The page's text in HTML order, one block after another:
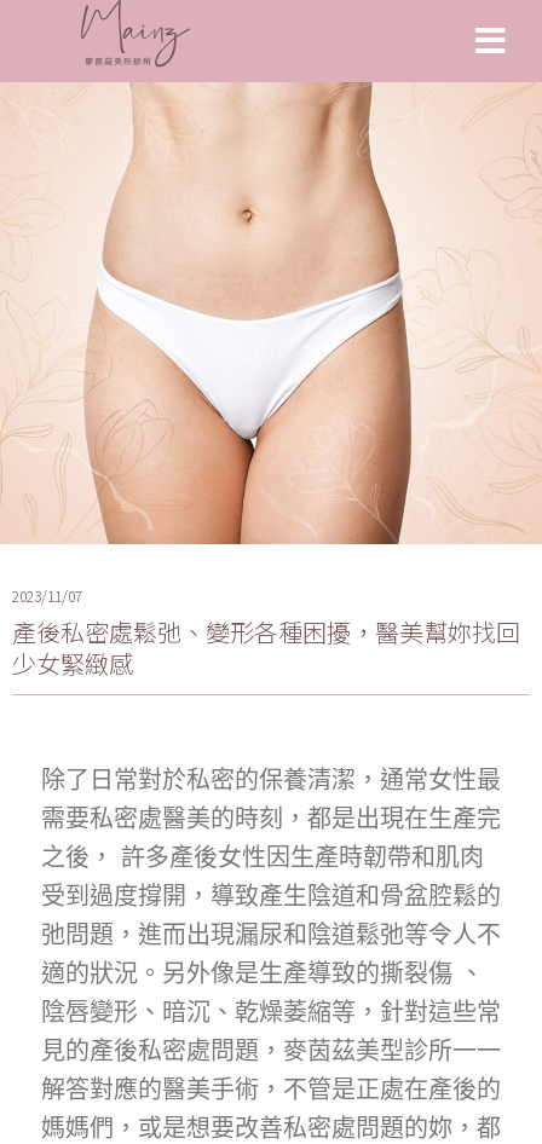
2023/11/07
產後私密處鬆弛、變形各種困擾，醫美幫妳找回
少女緊緻感
除了日常對於私密的保養清潔，通常女性最
需要私密處醫美的時刻，都是出現在生產完
之後， 許多產後女性因生產時韌帶和肌肉
受到過度撐開，導致產生陰道和骨盆腔鬆的
弛問題，進而出現漏尿和陰道鬆弛等令人不
適的狀況。另外像是生產導致的撕裂傷 、
陰唇變形、暗沉、乾燥萎縮等，針對這些常
見的產後私密處問題，麥茵茲美型診所一一
解答對應的醫美手術，不管是正處在產後的
媽媽們，或是想要改善私密處問題的妳，都